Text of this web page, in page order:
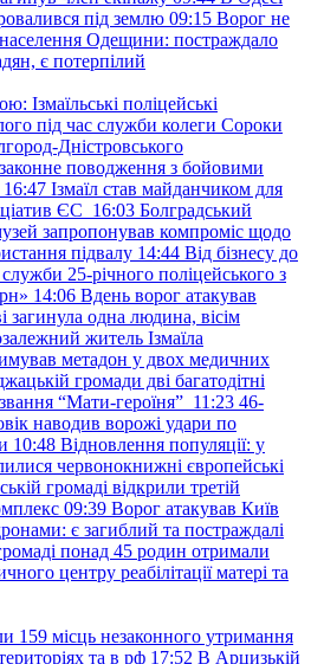
під землю 09:15 Ворог не
Одещини: постраждало
є потерпілий
Ізмаїльські поліцейські
під час служби колеги Сороки
Дністровського
поводження з бойовими
16:47 Ізмаїл став майданчиком для
ЄС 16:03 Болградський
запропонував компроміс щодо
підвалу 14:44 Від бізнесу до
служби 25-річного поліцейського з
14:06 Вдень ворог атакував
одна людина, вісім
житель Ізмаїла
метадон у двох медичних
громади дві багатодітні
“Мати-героїня” 11:23 46-
наводив ворожі удари по
10:48 Відновлення популяції: у
червонокнижні європейські
громаді відкрили третій
09:39 Ворог атакував Київ
є загиблий та постраждалі
понад 45 родин отримали
центру реабілітації матері та
159 місць незаконного утримання
та в рф 17:52 В Арцизькій